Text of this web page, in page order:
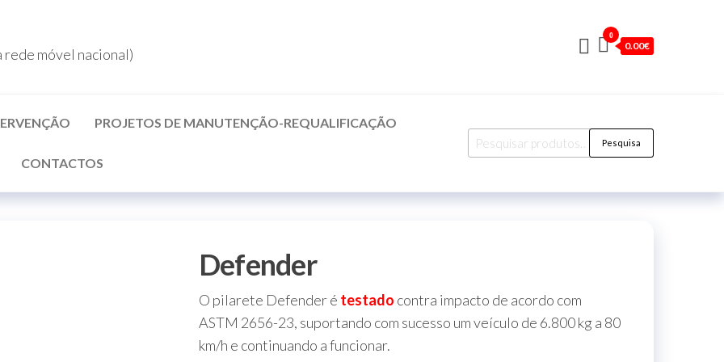
móvel nacional)
0
0.00€
PROJETOS DE MANUTENÇÃO-REQUALIFICAÇÃO
CONTACTOS
Pesquisar
por:
Pesquisa
Defender
O pilarete Defender é testado contra impacto de acordo com
ASTM 2656-23, suportando com sucesso um veículo de 6.800 kg a 80
km/h e continuando a funcionar.